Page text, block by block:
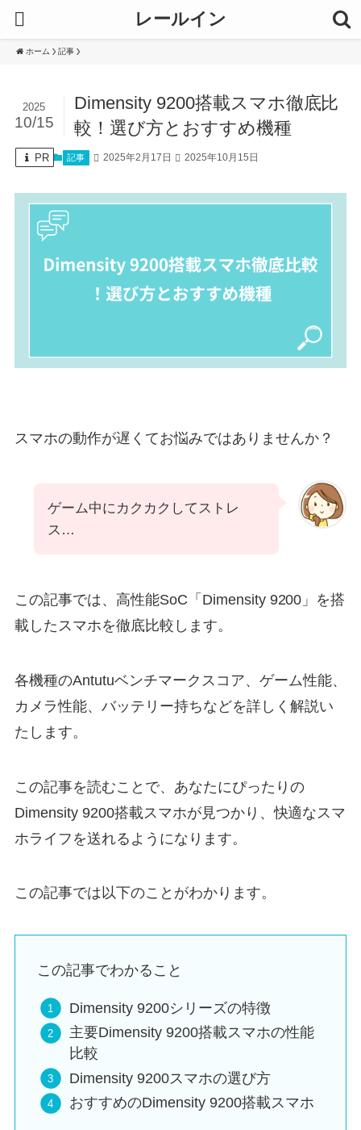
レールイン
ホーム 記事
Dimensity 9200搭載スマホ徹底比
較！選び方とおすすめ機種
2025
10/15
PR 記事 2025年2月17日 2025年10月15日
スマホの動作が遅くてお悩みではありませんか？
ゲーム中にカクカクしてストレ
ス…
この記事では、高性能SoC「Dimensity 9200」を搭
載したスマホを徹底比較します。
各機種のAntutuベンチマークスコア、ゲーム性能、
カメラ性能、バッテリー持ちなどを詳しく解説い
たします。
この記事を読むことで、あなたにぴったりの
Dimensity 9200搭載スマホが見つかり、快適なスマ
ホライフを送れるようになります。
この記事では以下のことがわかります。
この記事でわかること
Dimensity 9200シリーズの特徴
主要Dimensity 9200搭載スマホの性能
比較
Dimensity 9200スマホの選び方
おすすめのDimensity 9200搭載スマホ